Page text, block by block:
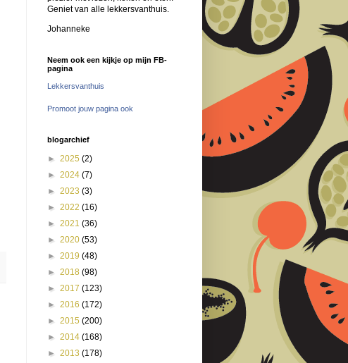
Geniet van alle lekkersvanthuis.
Johanneke
Neem ook een kijkje op mijn FB-
pagina
Lekkersvanthuis
Promoot jouw pagina ook
blogarchief
► 2025 (2)
► 2024 (7)
► 2023 (3)
► 2022 (16)
► 2021 (36)
► 2020 (53)
► 2019 (48)
► 2018 (98)
► 2017 (123)
► 2016 (172)
► 2015 (200)
► 2014 (168)
► 2013 (178)